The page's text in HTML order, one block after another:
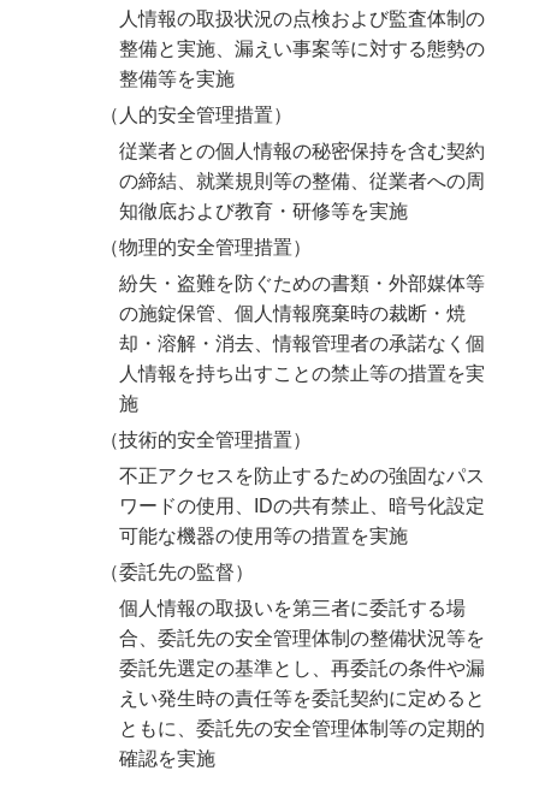
人情報の取扱状況の点検および監査体制の
整備と実施、漏えい事案等に対する態勢の
整備等を実施
（人的安全管理措置）
従業者との個人情報の秘密保持を含む契約
の締結、就業規則等の整備、従業者への周
知徹底および教育・研修等を実施
（物理的安全管理措置）
紛失・盗難を防ぐための書類・外部媒体等
の施錠保管、個人情報廃棄時の裁断・焼
却・溶解・消去、情報管理者の承諾なく個
人情報を持ち出すことの禁止等の措置を実
施
（技術的安全管理措置）
不正アクセスを防止するための強固なパス
ワードの使用、IDの共有禁止、暗号化設定
可能な機器の使用等の措置を実施
（委託先の監督）
個人情報の取扱いを第三者に委託する場
合、委託先の安全管理体制の整備状況等を
委託先選定の基準とし、再委託の条件や漏
えい発生時の責任等を委託契約に定めると
ともに、委託先の安全管理体制等の定期的
確認を実施